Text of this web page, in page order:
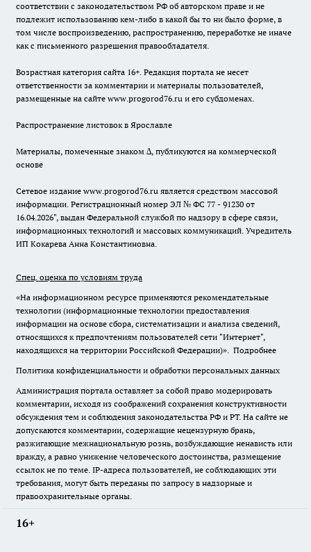
соответствии с законодательством РФ об авторском праве и не
подлежит использованию кем-либо в какой бы то ни было форме, в
том числе воспроизведению, распространению, переработке не иначе
как с письменного разрешения правообладателя.
Возрастная категория сайта 16+. Редакция портала не несет
ответственности за комментарии и материалы пользователей,
размещенные на сайте www.progorod76.ru и его субдоменах.
Распространение листовок в Ярославле
Материалы, помеченные знаком ∆, публикуются на коммерческой
основе
Сетевое издание www.progorod76.ru является средством массовой
информации. Регистрационный номер ЭЛ № ФС 77 - 91230 от
16.04.2026", выдан Федеральной службой по надзору в сфере связи,
информационных технологий и массовых коммуникаций. Учредитель
ИП Кокарева Анна Константиновна.
Спец. оценка по условиям труда
«На информационном ресурсе применяются рекомендательные
технологии (информационные технологии предоставления
информации на основе сбора, систематизации и анализа сведений,
относящихся к предпочтениям пользователей сети "Интернет",
находящихся на территории Российской Федерации)». Подробнее
Политика конфиденциальности и обработки персональных данных
Администрация портала оставляет за собой право модерировать
комментарии, исходя из соображений сохранения конструктивности
обсуждения тем и соблюдения законодательства РФ и РТ. На сайте не
допускаются комментарии, содержащие нецензурную брань,
разжигающие межнациональную рознь, возбуждающие ненависть или
вражду, а равно унижение человеческого достоинства, размещение
ссылок не по теме. IP-адреса пользователей, не соблюдающих эти
требования, могут быть переданы по запросу в надзорные и
правоохранительные органы.
16+